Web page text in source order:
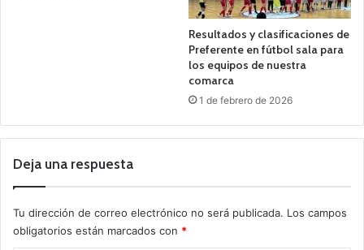
Resultados y clasificaciones de
Preferente en fútbol sala para
los equipos de nuestra
comarca
1 de febrero de 2026
Deja una respuesta
Tu dirección de correo electrónico no será publicada. Los campos
obligatorios están marcados con *